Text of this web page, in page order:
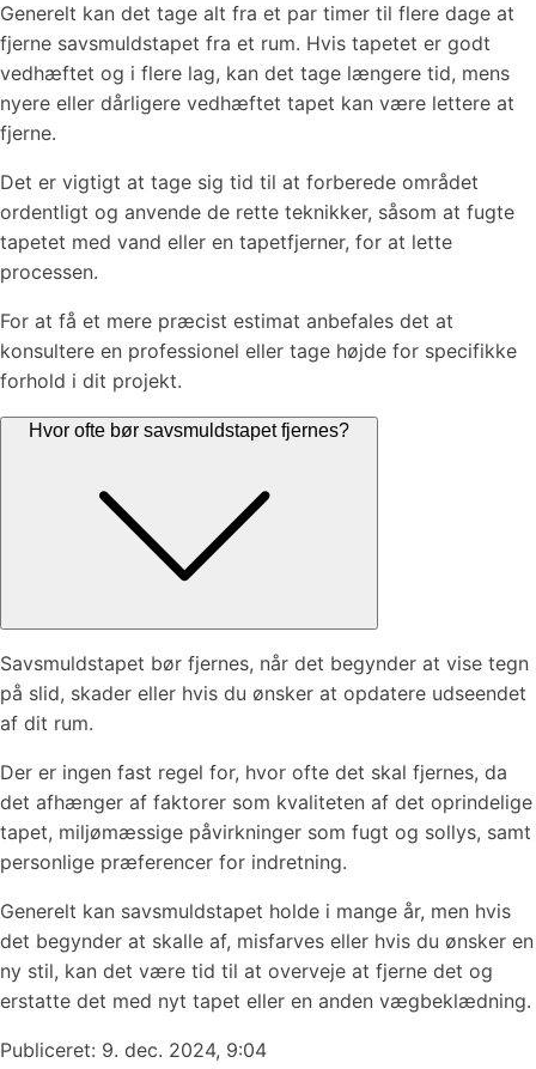
Generelt kan det tage alt fra et par timer til flere dage at
fjerne savsmuldstapet fra et rum. Hvis tapetet er godt
vedhæftet og i flere lag, kan det tage længere tid, mens
nyere eller dårligere vedhæftet tapet kan være lettere at
fjerne.
Det er vigtigt at tage sig tid til at forberede området
ordentligt og anvende de rette teknikker, såsom at fugte
tapetet med vand eller en tapetfjerner, for at lette
processen.
For at få et mere præcist estimat anbefales det at
konsultere en professionel eller tage højde for specifikke
forhold i dit projekt.
Hvor ofte bør savsmuldstapet fjernes?
Savsmuldstapet bør fjernes, når det begynder at vise tegn
på slid, skader eller hvis du ønsker at opdatere udseendet
af dit rum.
Der er ingen fast regel for, hvor ofte det skal fjernes, da
det afhænger af faktorer som kvaliteten af det oprindelige
tapet, miljømæssige påvirkninger som fugt og sollys, samt
personlige præferencer for indretning.
Generelt kan savsmuldstapet holde i mange år, men hvis
det begynder at skalle af, misfarves eller hvis du ønsker en
ny stil, kan det være tid til at overveje at fjerne det og
erstatte det med nyt tapet eller en anden vægbeklædning.
Publiceret: 9. dec. 2024, 9:04